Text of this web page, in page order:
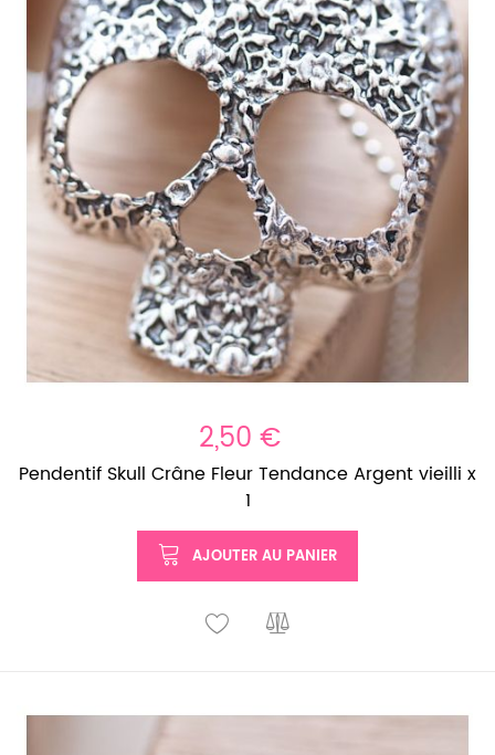
2,50 €
Pendentif Skull Crâne Fleur Tendance Argent vieilli x
1
AJOUTER AU PANIER